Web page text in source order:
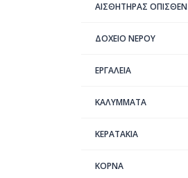
ΑΙΣΘΗΤΗΡΑΣ ΟΠΙΣΘΕΝ
ΔΟΧΕΙΟ ΝΕΡΟΥ
ΕΡΓΑΛΕΙΑ
ΚΑΛΥΜΜΑΤΑ
ΚΕΡΑΤΑΚΙΑ
ΚΟΡΝΑ